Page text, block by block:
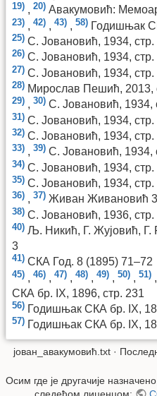
19) , 20) Авакумовић:
23) , 42) , 43) , 58) Годишњак
25) С. Јовановић, 1934, стр.
26) С. Јовановић, 1934, стр.
27) С. Јовановић, 1934, стр.
28) Мирослав Пешић, 2013,
29) , 30) С. Јовановић, 1934,
31) С. Јовановић, 1934, стр.
32) С. Јовановић, 1934, стр.
33) , 39) С. Јовановић, 1934,
34) С. Јовановић, 1934, стр.
35) С. Јовановић, 1934,
36) , 37) Живан Живановић
38) С. Јовановић, 1936, стр.
40) Љ. Никић, Г. Жујовић, Г.
3
41) СКА Год. 8 (1895) 71–72
45) , 46) , 47) , 48) , 49) , 50) , 51) ,
СКА бр. IX, 1896, стр. 231
56) Годишњак СКА бр. IX,
57) Годишњак СКА бр. IX,
јован_авакумовић.txt ·
Осим где је другачије